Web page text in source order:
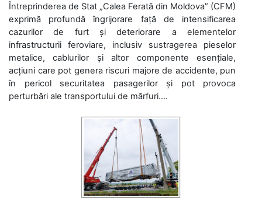
Întreprinderea de Stat „Calea Ferată din Moldova” (CFM)
exprimă profundă îngrijorare față de intensificarea
cazurilor de furt și deteriorare a elementelor
infrastructurii feroviare, inclusiv sustragerea pieselor
metalice, cablurilor și altor componente esențiale,
acțiuni care pot genera riscuri majore de accidente, pun
în pericol securitatea pasagerilor și pot provoca
perturbări ale transportului de mărfuri....